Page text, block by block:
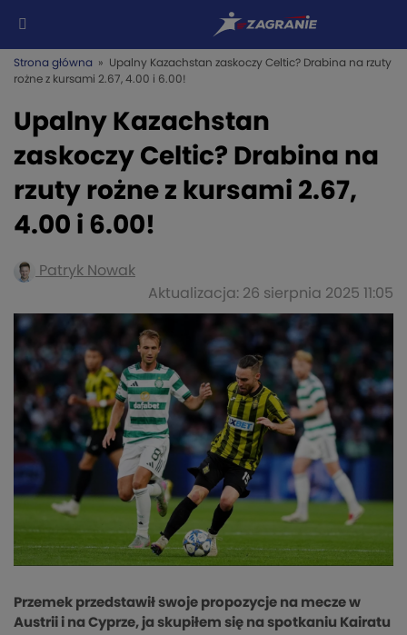
Strona główna » Upalny Kazachstan zaskoczy Celtic? Drabina na rzuty
rożne z kursami 2.67, 4.00 i 6.00!
Upalny Kazachstan
zaskoczy Celtic? Drabina na
rzuty rożne z kursami 2.67,
4.00 i 6.00!
Patryk Nowak
Aktualizacja: 26 sierpnia 2025 11:05
Przemek przedstawił swoje propozycje na mecze w
Austrii i na Cyprze, ja skupiłem się na spotkaniu Kairatu